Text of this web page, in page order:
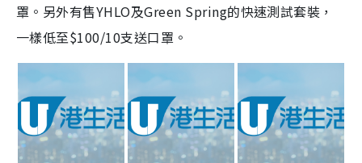
罩。另外有售YHLO及Green Spring的快速測試套裝，
一樣低至$100/10支送口罩。